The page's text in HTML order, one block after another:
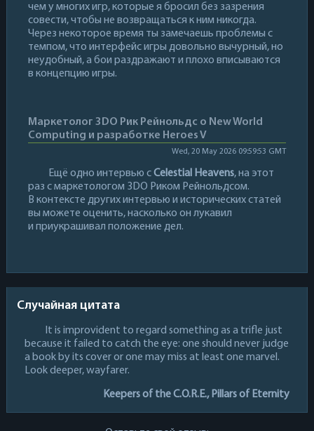
чем у многих игр, которые я бросил без зазрения
совести, чтобы не возвращаться к ним никогда.
Через некоторое время ты замечаешь проблемы с
темпом, что интерфейс игры довольно вычурный, но
неудобный, а бои раздражают и плохо вписываются
в концепцию игры.
Маркетолог 3DO Рик Рейнольдс о New World
Computing и разработке Heroes V
Wed, 20 May 2026 09:59:53 GMT
Ещё одно интервью сCelestial Heavens, на этот
раз с маркетологом 3DO Риком Рейнольдсом.
В контексте других интервью и исторических статей
вы можете оценить, насколько он лукавил
и приукрашивал положение дел.
Случайная цитата
It is improvident to regard something as a trifle just
because it failed to catch the eye: one should never judge
a book by its cover or one may miss at least one marvel.
Look deeper, wayfarer.
Keepers of the C.O.R.E., Pillars of Eternity